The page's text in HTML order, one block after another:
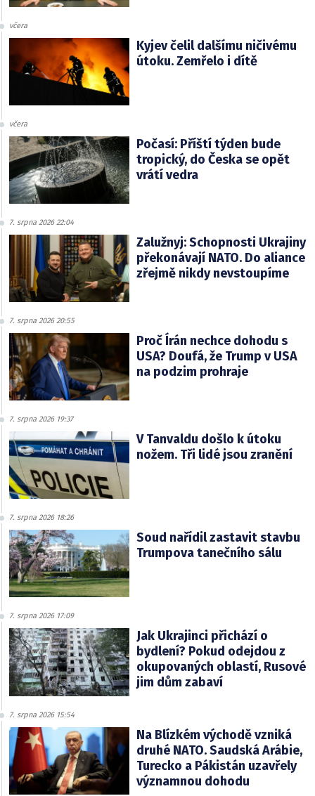
včera
Kyjev čelil dalšímu ničivému
útoku. Zemřelo i dítě
včera
Počasí: Příští týden bude
tropický, do Česka se opět
vrátí vedra
7. srpna 2026 22:04
Zalužnyj: Schopnosti Ukrajiny
překonávají NATO. Do aliance
zřejmě nikdy nevstoupíme
7. srpna 2026 20:55
Proč Írán nechce dohodu s
USA? Doufá, že Trump v USA
na podzim prohraje
7. srpna 2026 19:37
V Tanvaldu došlo k útoku
nožem. Tři lidé jsou zranění
7. srpna 2026 18:26
Soud nařídil zastavit stavbu
Trumpova tanečního sálu
7. srpna 2026 17:09
Jak Ukrajinci přichází o
bydlení? Pokud odejdou z
okupovaných oblastí, Rusové
jim dům zabaví
7. srpna 2026 15:54
Na Blízkém východě vzniká
druhé NATO. Saudská Arábie,
Turecko a Pákistán uzavřely
významnou dohodu